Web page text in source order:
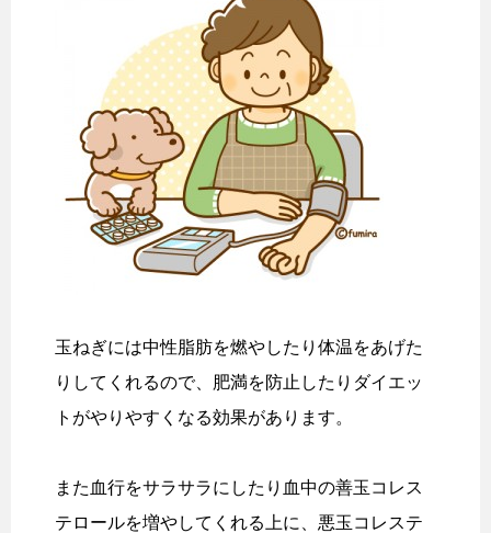
玉ねぎには中性脂肪を燃やしたり体温をあげた
りしてくれるので、肥満を防止したりダイエッ
トがやりやすくなる効果があります。
また血行をサラサラにしたり血中の善玉コレス
テロールを増やしてくれる上に、悪玉コレステ